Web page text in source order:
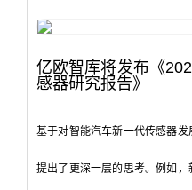
亿欧智库将发布《
感器研究报告》
基于对智能汽车新一代传感器
提出了更深一层的思考。例如，